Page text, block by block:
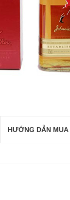
HƯỚNG DẪN MUA